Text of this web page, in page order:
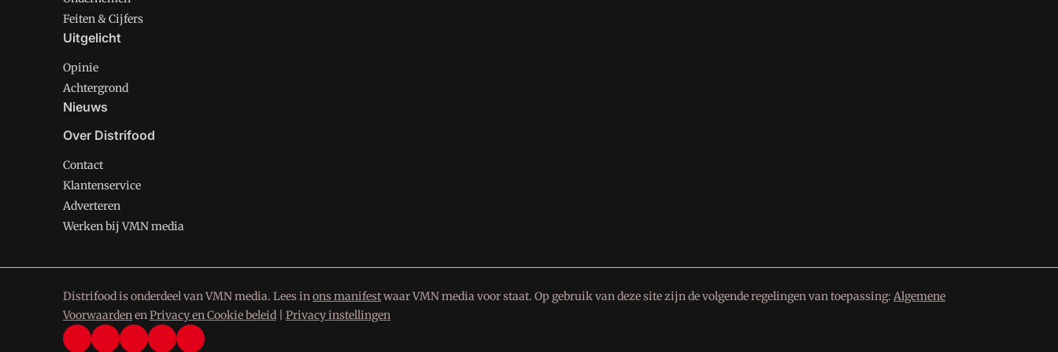
Feiten & Cijfers
Uitgelicht
Opinie
Achtergrond
Nieuws
Over Distrifood
Contact
Klantenservice
Adverteren
Werken bij VMN media
Distrifood is onderdeel van VMN media. Lees inons manifestwaar VMN media voor staat. Op gebruik van deze site zijn de volgende regelingen van toepassing: Algemene
VoorwaardenenPrivacy en Cookie beleid Privacy instellingen